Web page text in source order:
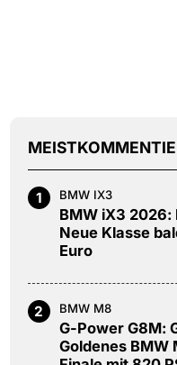
1 BMW IX3
BMW iX3 2026:
Neue Klasse
Euro
2 BMW M8
G-Power G8M:
Goldenes BMW